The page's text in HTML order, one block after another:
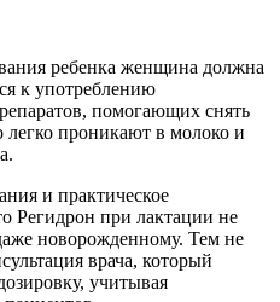
ребенка женщина должна
к употреблению
помогающих снять
проникают в молоко и
и практическое
Регидрон при лактации не
новорожденному. Тем не
врача, который
учитывая